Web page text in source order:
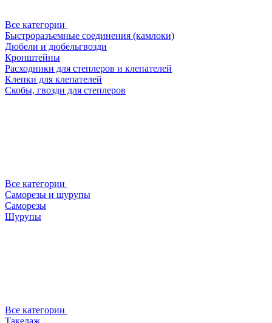
Все категории
Быстроразъемные соединения (камлоки)
Дюбели и дюбельгвозди
Кронштейны
Расходники для степлеров и клепателей
Клепки для клепателей
Скобы, гвозди для степлеров
Все категории
Саморезы и шурупы
Саморезы
Шурупы
Все категории
Такелаж